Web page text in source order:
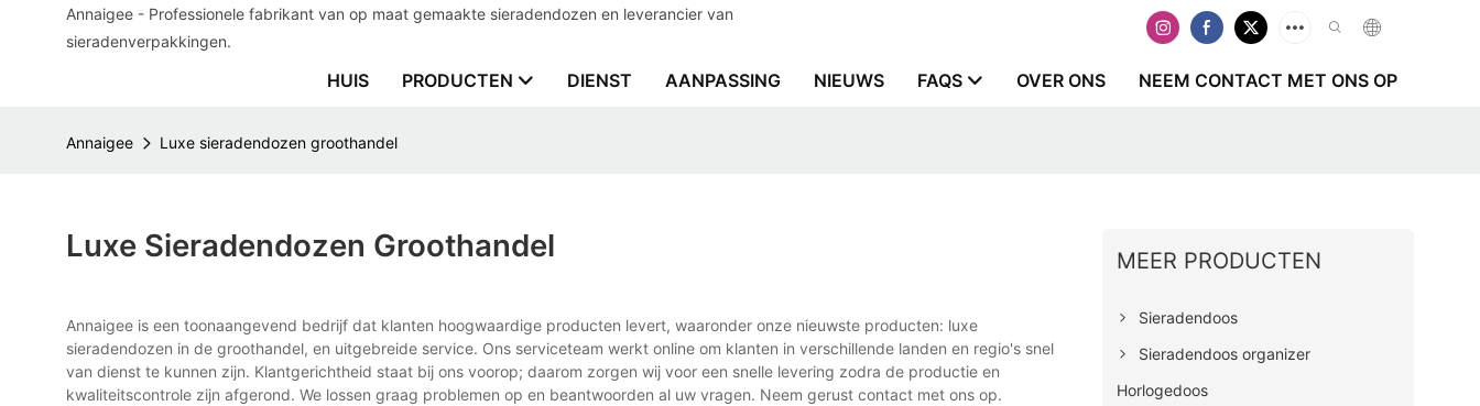
Annaigee - Professionele fabrikant van op maat gemaakte sieradendozen en leverancier van
sieradenverpakkingen.
HUIS PRODUCTEN DIENST AANPASSING NIEUWS FAQS OVER ONS NEEM CONTACT MET ONS OP
Annaigee Luxe sieradendozen groothandel
Luxe Sieradendozen Groothandel
Annaigee is een toonaangevend bedrijf dat klanten hoogwaardige producten levert, waaronder onze nieuwste producten: luxe
sieradendozen in de groothandel, en uitgebreide service. Ons serviceteam werkt online om klanten in verschillende landen en regio's snel
van dienst te kunnen zijn. Klantgerichtheid staat bij ons voorop; daarom zorgen wij voor een snelle levering zodra de productie en
kwaliteitscontrole zijn afgerond. We lossen graag problemen op en beantwoorden al uw vragen. Neem gerust contact met ons op.
MEER PRODUCTEN
Sieradendoos
Sieradendoos organizer
Horlogedoos